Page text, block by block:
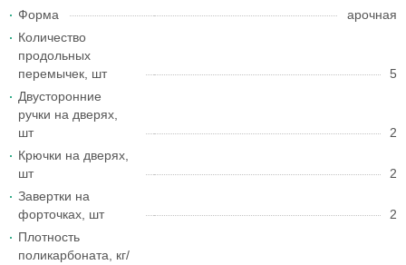
Форма
арочная
Количество
продольных
перемычек, шт
5
Двусторонние
ручки на дверях,
шт
2
Крючки на дверях,
шт
2
Завертки на
форточках, шт
2
Плотность
поликарбоната, кг/